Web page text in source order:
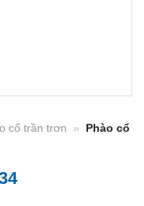
cổ trần trơn »
Phào cổ